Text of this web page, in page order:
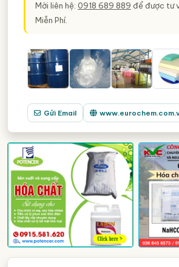
Mời liên hệ: 0918 689 889 để được tư
Miễn Phí.
Gửi Email